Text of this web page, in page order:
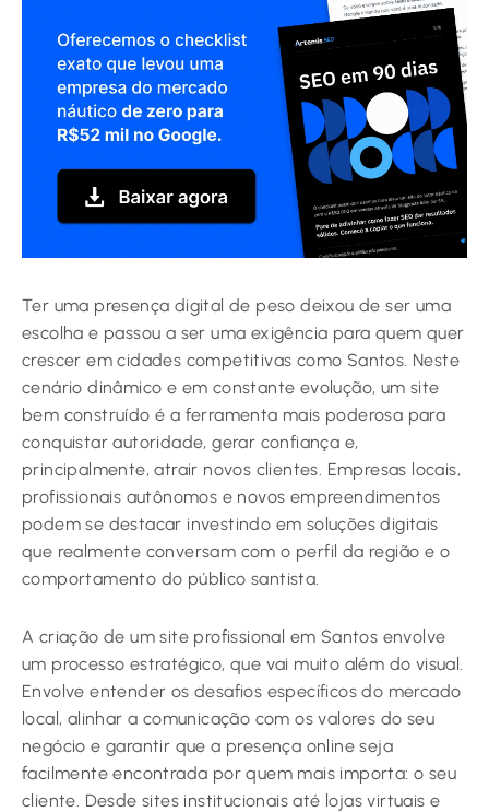
Ter uma presença digital de peso deixou de ser uma
escolha e passou a ser uma exigência para quem quer
crescer em cidades competitivas como Santos. Neste
cenário dinâmico e em constante evolução, um site
bem construído é a ferramenta mais poderosa para
conquistar autoridade, gerar confiança e,
principalmente, atrair novos clientes. Empresas locais,
profissionais autônomos e novos empreendimentos
podem se destacar investindo em soluções digitais
que realmente conversam com o perfil da região e o
comportamento do público santista.
A criação de um site profissional em Santos envolve
um processo estratégico, que vai muito além do visual.
Envolve entender os desafios específicos do mercado
local, alinhar a comunicação com os valores do seu
negócio e garantir que a presença online seja
facilmente encontrada por quem mais importa: o seu
cliente. Desde sites institucionais até lojas virtuais e